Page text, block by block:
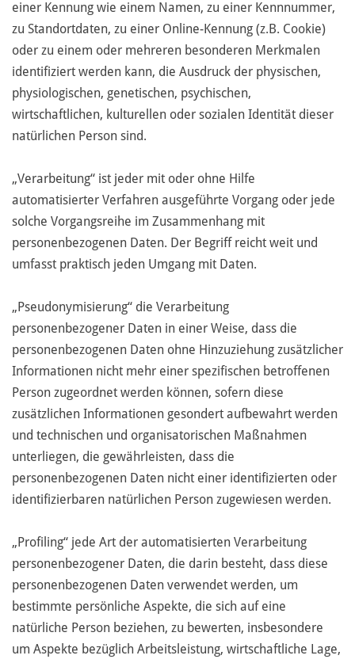
einer Kennung wie einem Namen, zu einer Kennnummer,
zu Standortdaten, zu einer Online-Kennung (z.B. Cookie)
oder zu einem oder mehreren besonderen Merkmalen
identifiziert werden kann, die Ausdruck der physischen,
physiologischen, genetischen, psychischen,
wirtschaftlichen, kulturellen oder sozialen Identität dieser
natürlichen Person sind.
„Verarbeitung“ ist jeder mit oder ohne Hilfe
automatisierter Verfahren ausgeführte Vorgang oder jede
solche Vorgangsreihe im Zusammenhang mit
personenbezogenen Daten. Der Begriff reicht weit und
umfasst praktisch jeden Umgang mit Daten.
„Pseudonymisierung“ die Verarbeitung
personenbezogener Daten in einer Weise, dass die
personenbezogenen Daten ohne Hinzuziehung zusätzlicher
Informationen nicht mehr einer spezifischen betroffenen
Person zugeordnet werden können, sofern diese
zusätzlichen Informationen gesondert aufbewahrt werden
und technischen und organisatorischen Maßnahmen
unterliegen, die gewährleisten, dass die
personenbezogenen Daten nicht einer identifizierten oder
identifizierbaren natürlichen Person zugewiesen werden.
„Profiling“ jede Art der automatisierten Verarbeitung
personenbezogener Daten, die darin besteht, dass diese
personenbezogenen Daten verwendet werden, um
bestimmte persönliche Aspekte, die sich auf eine
natürliche Person beziehen, zu bewerten, insbesondere
um Aspekte bezüglich Arbeitsleistung, wirtschaftliche Lage,